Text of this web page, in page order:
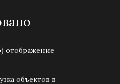
отображение
объектов в